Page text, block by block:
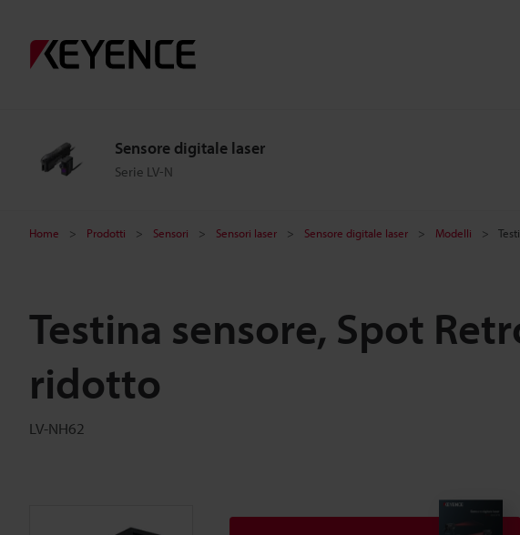
Sensore digitale laser
Serie LV-N
Home Prodotti Sensori Sensori laser Sensore digitale laser Modelli
Testina sensore, Spot
ridotto
LV-NH62